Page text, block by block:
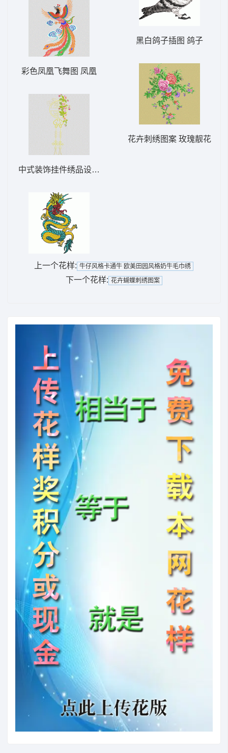
彩色凤凰飞舞图 凤凰
中式装饰挂件绣品设计 被套刺绣玉兰花
黑白鸽子插图 鸽子
花卉刺绣图案 玫瑰靓花
上一个花样: 牛仔风格卡通牛 欧美田园风格奶牛毛巾绣
下一个花样: 花卉蝴蝶刺绣图案